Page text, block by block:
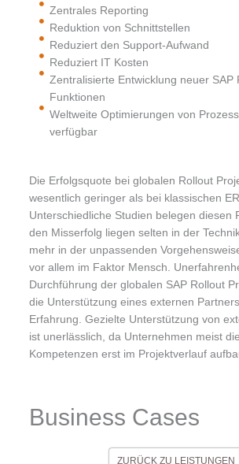
Zentrales Reporting
Reduktion von Schnittstellen
Reduziert den Support-Aufwand
Reduziert IT Kosten
Zentralisierte Entwicklung neuer SAP
Funktionen
Weltweite Optimierungen von
verfügbar
Die Erfolgsquote bei globalen Rollout
wesentlich geringer als bei klassischen
Unterschiedliche Studien belegen diesen
den Misserfolg liegen selten in der
mehr in der unpassenden
vor allem im Faktor Mensch.
Durchführung der globalen SAP Rollout
die Unterstützung eines externen
Erfahrung. Gezielte Unterstützung von
ist unerlässlich, da Unternehmen meist
Kompetenzen erst im Projektverlauf
Business Cases
ZURÜCK ZU LEISTUNGEN